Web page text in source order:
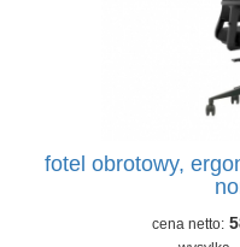
fotel obrotowy,
cena netto: